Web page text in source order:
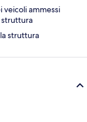
veicoli ammessi
struttura
struttura